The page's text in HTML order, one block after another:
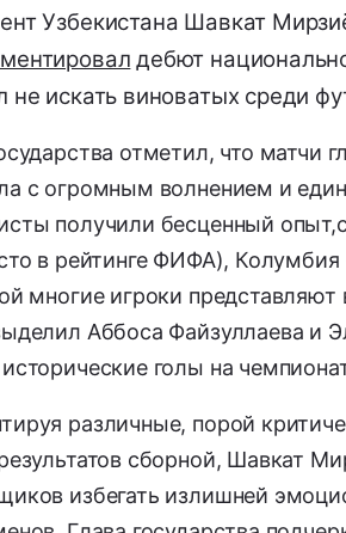
Узбекистана Шавкат
дебют
не искать виноватых среди
отметил, что матчи
с огромным волнением и
получили бесценный опыт,
в рейтинге ФИФА), Колумбия
многие игроки
Аббоса Файзуллаева и
голы на
различные, порой
сборной, Шавкат
избегать излишней